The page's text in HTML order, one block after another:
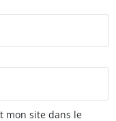
mon site dans le